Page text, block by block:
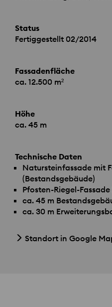
Status
Fertiggestellt 02/2014
Fassadenfläche
ca. 12.500 m²
Höhe
ca. 45 m
Technische Daten
Natursteinfassade mit
(Bestandsgebäude)
Pfosten-Riegel-
ca. 45 m
ca. 30 m
Standort in Google